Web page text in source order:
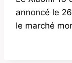
annoncé le
le marché